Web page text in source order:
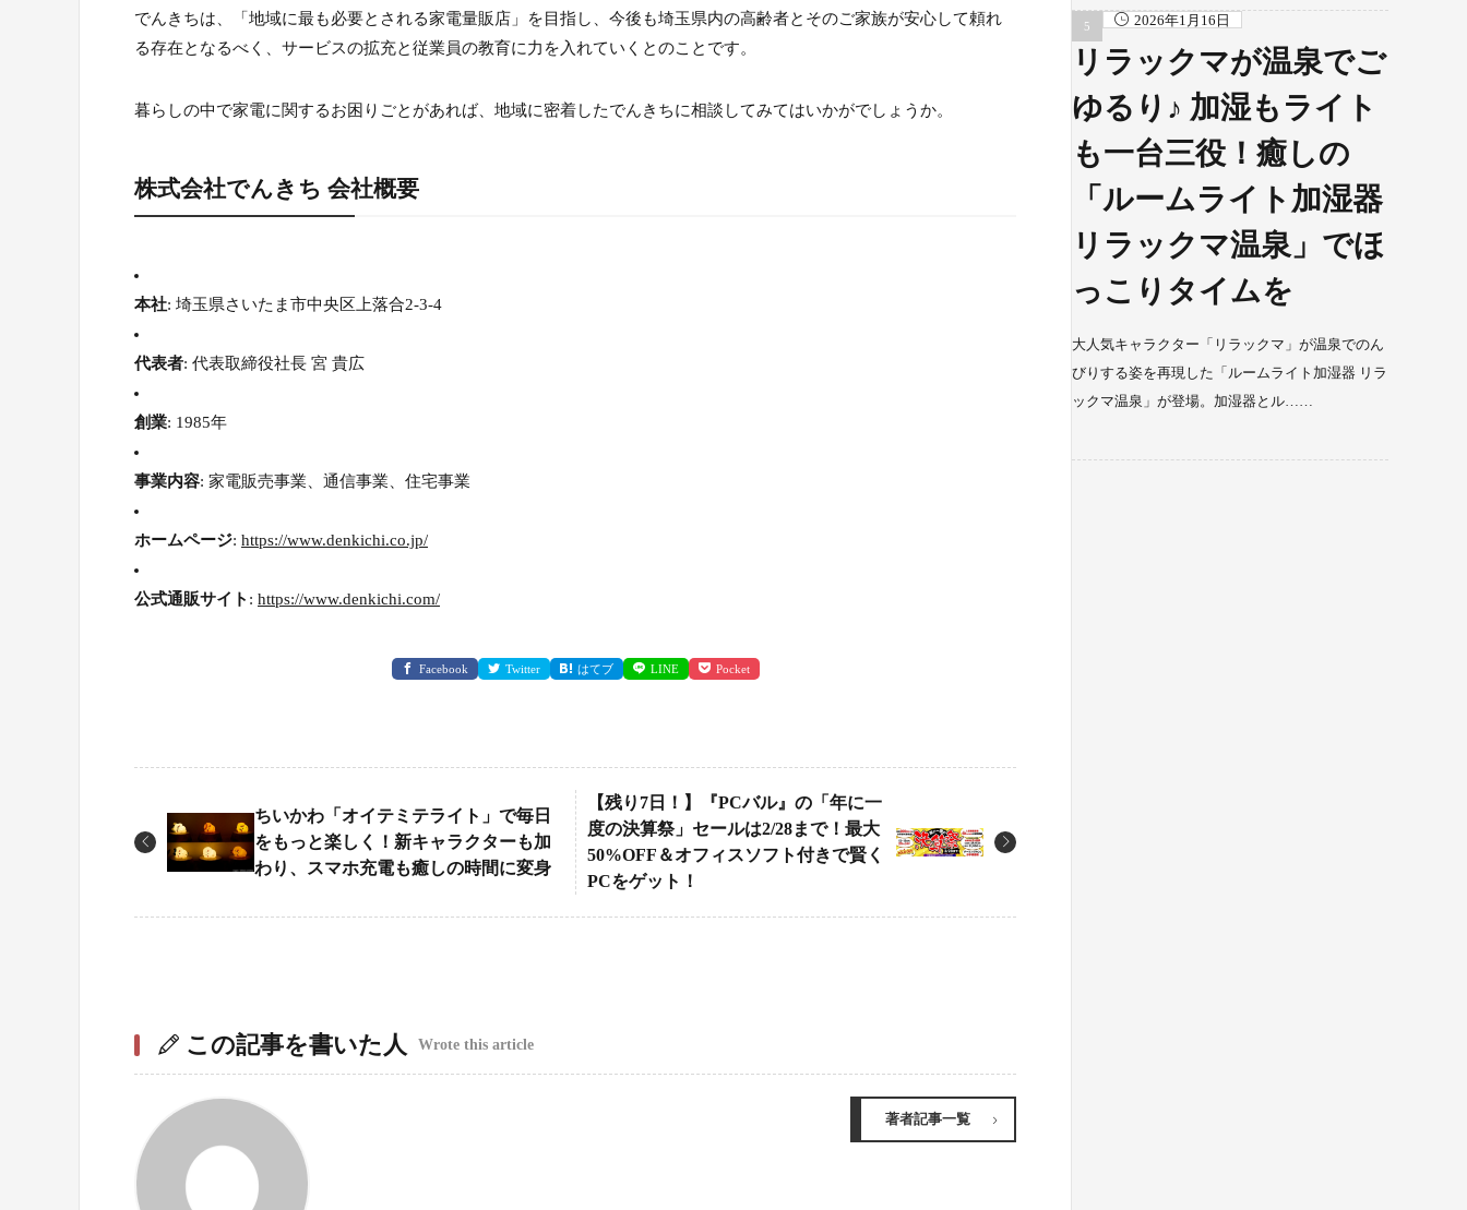
でんきちは、「地域に最も必要とされる家電量販店」を目指し、今後も埼玉県内の高齢者とそのご家族が安心して頼れ
る存在となるべく、サービスの拡充と従業員の教育に力を入れていくとのことです。
暮らしの中で家電に関するお困りごとがあれば、地域に密着したでんきちに相談してみてはいかがでしょうか。
株式会社でんきち 会社概要
本社: 埼玉県さいたま市中央区上落合2-3-4
代表者: 代表取締役社長 宮 貴広
創業: 1985年
事業内容: 家電販売事業、通信事業、住宅事業
ホームページ: https://www.denkichi.co.jp/
公式通販サイト : https://www.denkichi.com/
Facebook Twitter はてブ LINE Pocket
ちいかわ「オイテミテライト」で毎日
をもっと楽しく！新キャラクターも加
わり、スマホ充電も癒しの時間に変身
【残り7日！】『PCバル』の「年に一
度の決算祭」セールは2/28まで！最大
50%OFF＆オフィスソフト付きで賢く
PCをゲット！
この記事を書いた人 Wrote this article
著者記事一覧
2026年1月16日
リラックマが温泉でご
ゆるり♪ 加湿もライト
も一台三役！癒しの
「ルームライト加湿器
リラックマ温泉」でほ
っこりタイムを
大人気キャラクター「リラックマ」が温泉でのん
びりする姿を再現した「ルームライト加湿器 リラ
ックマ温泉」が登場。加湿器とル……